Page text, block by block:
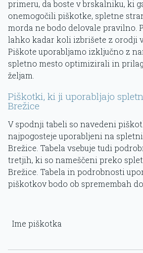
primeru, da boste v brskalniku, ki
onemogočili piškotke, spletne
morda ne bodo delovale pravilno.
lahko kadar koli izbrišete z orodji
Piškote uporabljamo izključno z
spletno mesto optimizirali in
željam.
Piškotki, ki ji uporabljajo
Brežice
V spodnji tabeli so navedeni
najpogosteje uporabljeni na
Brežice. Tabela vsebuje tudi
tretjih, ki so nameščeni preko
Brežice. Tabela in podrobnosti
piškotkov bodo ob spremembah
Ime piškotka